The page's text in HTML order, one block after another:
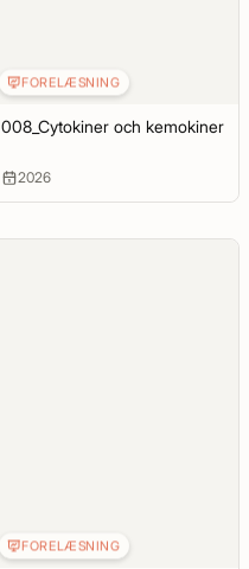
FORELÆSNING
008_Cytokiner och kemokiner
2026
FORELÆSNING